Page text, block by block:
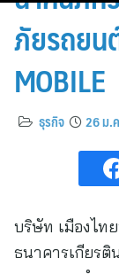
ภัยรถยน
MOBILE
ธุรกิจ 26 ม.
บริษัท เมืองไท
ธนาคารเกียร